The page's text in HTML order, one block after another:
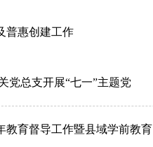
普惠创建工作
总支开展“七一”主题党
教育督导工作暨县域学前教育